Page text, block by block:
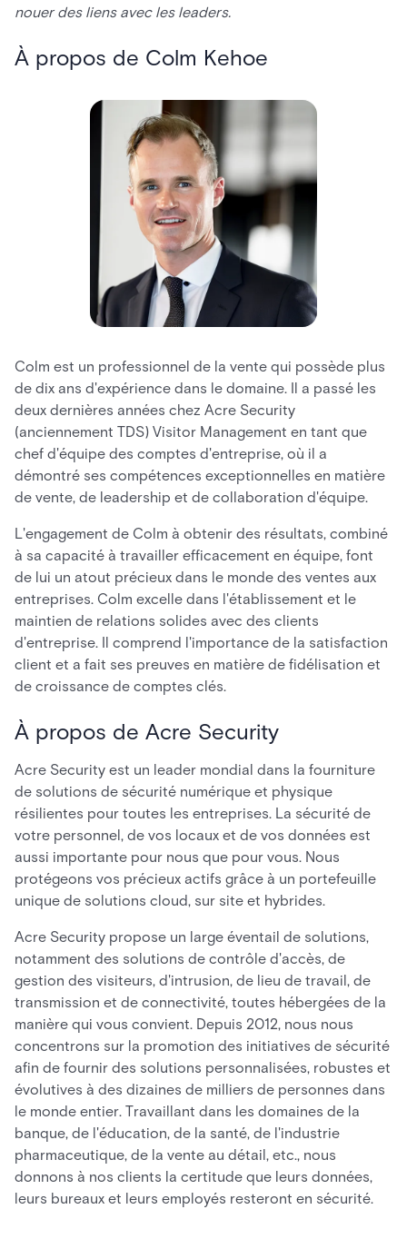
nouer des liens avec les leaders.
À propos de Colm Kehoe
Colm est un professionnel de la vente qui possède plus
de dix ans d'expérience dans le domaine. Il a passé les
deux dernières années chez Acre Security
(anciennement TDS) Visitor Management en tant que
chef d'équipe des comptes d'entreprise, où il a
démontré ses compétences exceptionnelles en matière
de vente, de leadership et de collaboration d'équipe.
L'engagement de Colm à obtenir des résultats, combiné
à sa capacité à travailler efficacement en équipe, font
de lui un atout précieux dans le monde des ventes aux
entreprises. Colm excelle dans l'établissement et le
maintien de relations solides avec des clients
d'entreprise. Il comprend l'importance de la satisfaction
client et a fait ses preuves en matière de fidélisation et
de croissance de comptes clés.
À propos de Acre Security
Acre Security est un leader mondial dans la fourniture
de solutions de sécurité numérique et physique
résilientes pour toutes les entreprises. La sécurité de
votre personnel, de vos locaux et de vos données est
aussi importante pour nous que pour vous. Nous
protégeons vos précieux actifs grâce à un portefeuille
unique de solutions cloud, sur site et hybrides.
Acre Security propose un large éventail de solutions,
notamment des solutions de contrôle d'accès, de
gestion des visiteurs, d'intrusion, de lieu de travail, de
transmission et de connectivité, toutes hébergées de la
manière qui vous convient. Depuis 2012, nous nous
concentrons sur la promotion des initiatives de sécurité
afin de fournir des solutions personnalisées, robustes et
évolutives à des dizaines de milliers de personnes dans
le monde entier. Travaillant dans les domaines de la
banque, de l'éducation, de la santé, de l'industrie
pharmaceutique, de la vente au détail, etc., nous
donnons à nos clients la certitude que leurs données,
leurs bureaux et leurs employés resteront en sécurité.